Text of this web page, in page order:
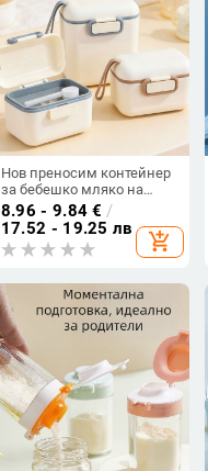
Нов преносим контейнер
за бебешко мляко на
прах, голям капацитет за
излизания, удобна кутия
за бебешко мляко на
прах, кутия за оризова
8.96 - 9.84 € /
17.52 - 19.25 лв
add_shopping_cart